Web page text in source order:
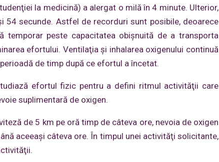
la medicină) a alergat o milă în 4 minute. Ulterior,
54 secunde. Astfel de recorduri sunt posibile, deoarece
temporar peste capacitatea obişnuită de a transporta
efortului. Ventilaţia şi inhalarea oxigenului continuă
de timp după ce efortul a încetat.
efortul fizic pentru a defini ritmul activităţii care
suplimentară de oxigen.
de 5 km pe oră timp de câteva ore, nevoia de oxigen
aceeaşi câteva ore. În timpul unei activităţi solicitante,